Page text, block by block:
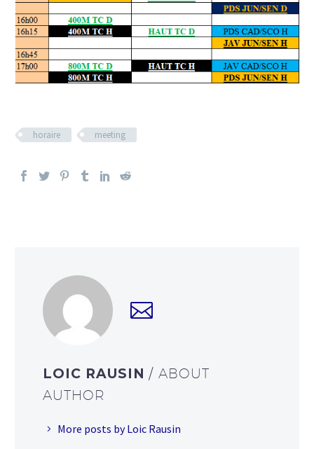
horaire meeting
LOIC RAUSIN/ ABOUT
AUTHOR
More posts by Loic Rausin